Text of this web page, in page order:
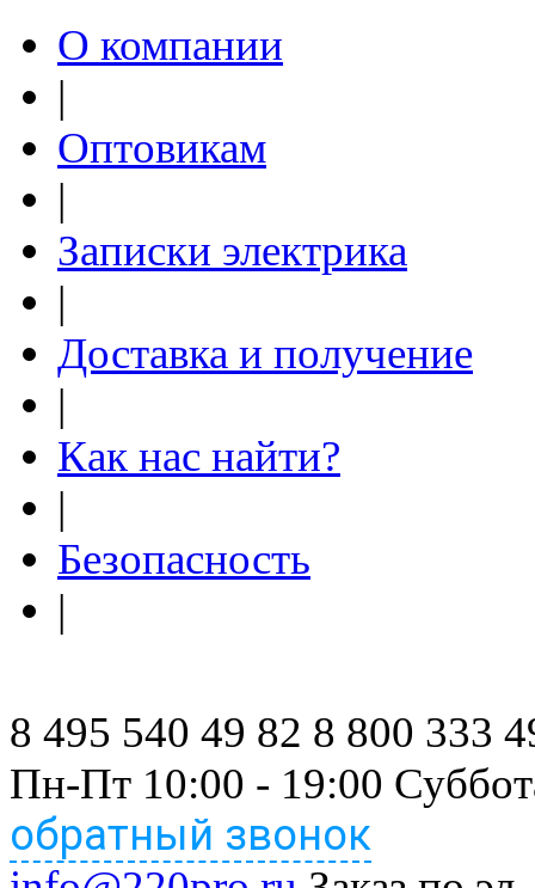
О компании
|
Оптовикам
|
Записки электрика
|
Доставка и получение
|
Как нас найти?
|
Безопасность
|
8 495 540 49 82 8 800 333
Пн-Пт 10:00 - 19:00
обратный звонок